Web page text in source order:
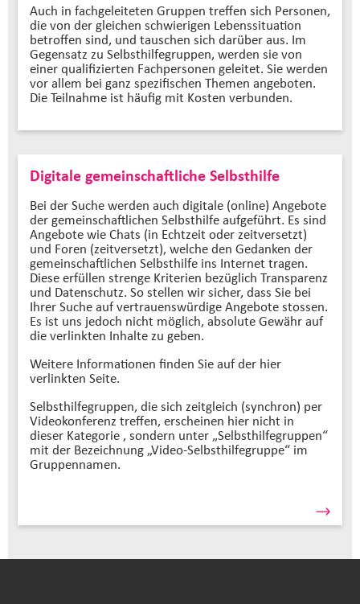
Auch in fachgeleiteten Gruppen treffen sich Personen,
die von der gleichen schwierigen Lebenssituation
betroffen sind, und tauschen sich darüber aus. Im
Gegensatz zu Selbsthilfegruppen, werden sie von
einer qualifizierten Fachpersonen geleitet. Sie werden
vor allem bei ganz spezifischen Themen angeboten.
Die Teilnahme ist häufig mit Kosten verbunden.
Digitale gemeinschaftliche Selbsthilfe
Bei der Suche werden auch digitale (online) Angebote
der gemeinschaftlichen Selbsthilfe aufgeführt. Es sind
Angebote wie Chats (in Echtzeit oder zeitversetzt)
und Foren (zeitversetzt), welche den Gedanken der
gemeinschaftlichen Selbsthilfe ins Internet tragen.
Diese erfüllen strenge Kriterien bezüglich Transparenz
und Datenschutz. So stellen wir sicher, dass Sie bei
Ihrer Suche auf vertrauenswürdige Angebote stossen.
Es ist uns jedoch nicht möglich, absolute Gewähr auf
die verlinkten Inhalte zu geben.
Weitere Informationen finden Sie auf der hier
verlinkten Seite.
Selbsthilfegruppen, die sich zeitgleich (synchron) per
Videokonferenz treffen, erscheinen hier nicht in
dieser Kategorie , sondern unter „Selbsthilfegruppen“
mit der Bezeichnung „Video-Selbsthilfegruppe“ im
Gruppennamen.